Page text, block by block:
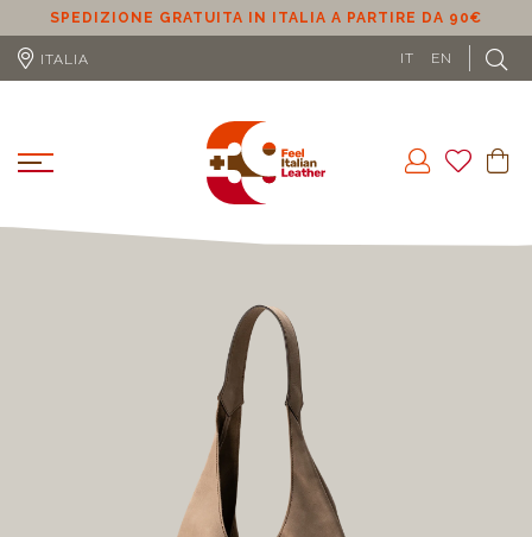
SPEDIZIONE GRATUITA IN ITALIA A PARTIRE DA 90€
ITALIA IT EN